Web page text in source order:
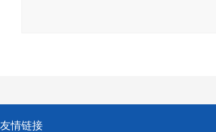
友情链接